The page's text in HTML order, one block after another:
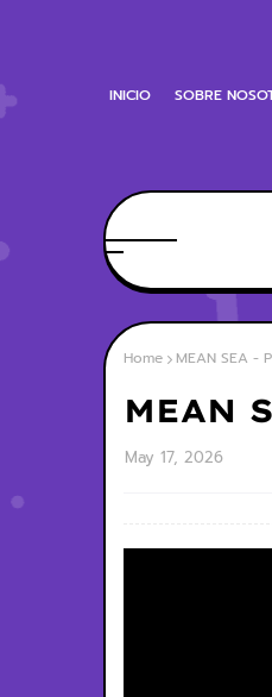
INICIO SOBRE
Home MEAN SEA -
MEAN
May 17, 2026